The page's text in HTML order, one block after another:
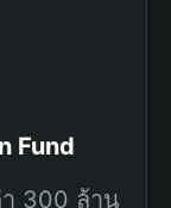
Fund
300 ล้าน